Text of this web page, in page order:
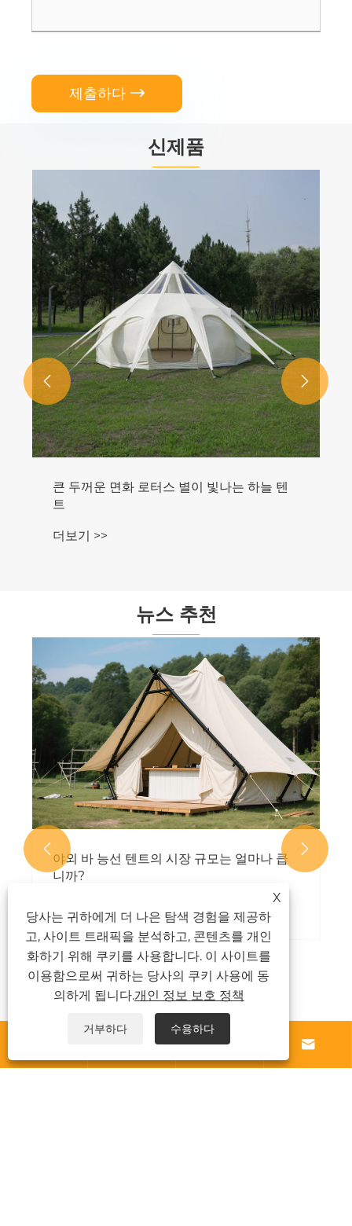
제출하다 
신제품
큰 두꺼운 면화 로터스 별이 빛나는 하늘 텐
트
더보기 >>
 
뉴스 추천
야외 바 능선 텐트의 시장 규모는 얼마나 큽
니까?
 
 
X
당사는 귀하에게 더 나은 탐색 경험을 제공하
고, 사이트 트래픽을 분석하고, 콘텐츠를 개인
화하기 위해 쿠키를 사용합니다. 이 사이트를
이용함으로써 귀하는 당사의 쿠키 사용에 동
의하게 됩니다.개인 정보 보호 정책
거부하다 수용하다